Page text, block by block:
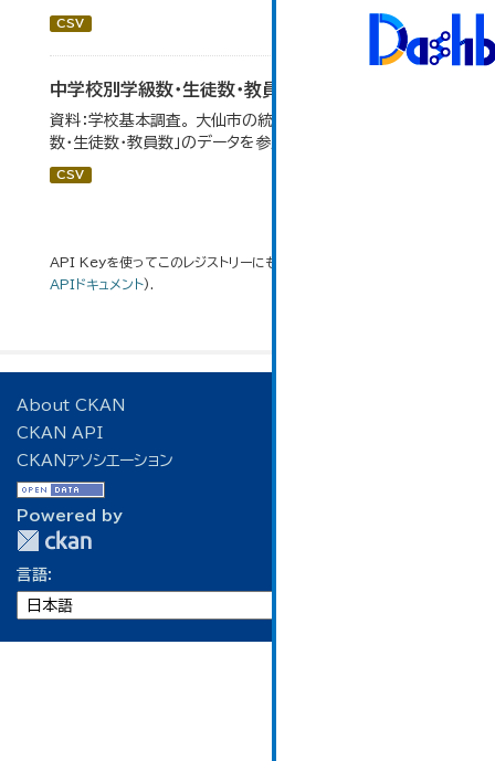
CSV
中学校別学級数・生徒数・教員数
資料：学校基本調査。 大仙市の統計「14-6 中学校別学級
数・生徒数・教員数」のデータを参照しています。
CSV
API Keyを使ってこのレジストリーにもアクセス可能です
APIドキュメント).
About CKAN
CKAN API
CKANアソシエーション
Powered by
言語